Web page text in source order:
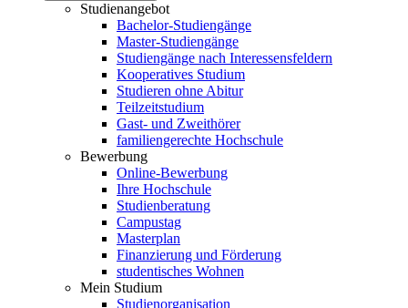
Studienangebot
Bachelor-Studiengänge
Master-Studiengänge
Studiengänge nach Interessensfeldern
Kooperatives Studium
Studieren ohne Abitur
Teilzeitstudium
Gast- und Zweithörer
familiengerechte Hochschule
Bewerbung
Online-Bewerbung
Ihre Hochschule
Studienberatung
Campustag
Masterplan
Finanzierung und Förderung
studentisches Wohnen
Mein Studium
Studienorganisation